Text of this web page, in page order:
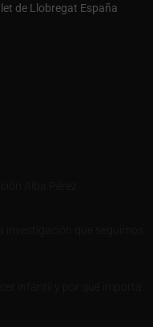
de Llobregat España